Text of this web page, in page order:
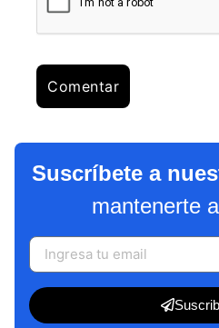
Suscríbete a
mantenerte